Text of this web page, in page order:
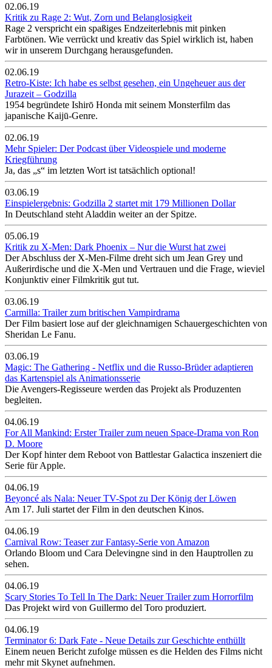
02.06.19
Kritik zu Rage 2: Wut, Zorn und Belanglosigkeit
Rage 2 verspricht ein spaßiges Endzeiterlebnis mit pinken
Farbtönen. Wie verrückt und kreativ das Spiel wirklich ist, haben
wir in unserem Durchgang herausgefunden.
02.06.19
Retro-Kiste: Ich habe es selbst gesehen, ein Ungeheuer aus der
Jurazeit – Godzilla
1954 begründete Ishirō Honda mit seinem Monsterfilm das
japanische Kaijū-Genre.
02.06.19
Mehr Spieler: Der Podcast über Videospiele und moderne
Kriegführung
Ja, das „s“ im letzten Wort ist tatsächlich optional!
03.06.19
Einspielergebnis: Godzilla 2 startet mit 179 Millionen Dollar
In Deutschland steht Aladdin weiter an der Spitze.
05.06.19
Kritik zu X-Men: Dark Phoenix – Nur die Wurst hat zwei
Der Abschluss der X-Men-Filme dreht sich um Jean Grey und
Außerirdische und die X-Men und Vertrauen und die Frage, wieviel
Konjunktiv einer Filmkritik gut tut.
03.06.19
Carmilla: Trailer zum britischen Vampirdrama
Der Film basiert lose auf der gleichnamigen Schauergeschichten von
Sheridan Le Fanu.
03.06.19
Magic: The Gathering - Netflix und die Russo-Brüder adaptieren
das Kartenspiel als Animationsserie
Die Avengers-Regisseure werden das Projekt als Produzenten
begleiten.
04.06.19
For All Mankind: Erster Trailer zum neuen Space-Drama von Ron
D. Moore
Der Kopf hinter dem Reboot von Battlestar Galactica inszeniert die
Serie für Apple.
04.06.19
Beyoncé als Nala: Neuer TV-Spot zu Der König der Löwen
Am 17. Juli startet der Film in den deutschen Kinos.
04.06.19
Carnival Row: Teaser zur Fantasy-Serie von Amazon
Orlando Bloom und Cara Delevingne sind in den Hauptrollen zu
sehen.
04.06.19
Scary Stories To Tell In The Dark: Neuer Trailer zum Horrorfilm
Das Projekt wird von Guillermo del Toro produziert.
04.06.19
Terminator 6: Dark Fate - Neue Details zur Geschichte enthüllt
Einem neuen Bericht zufolge müssen es die Helden des Films nicht
mehr mit Skynet aufnehmen.